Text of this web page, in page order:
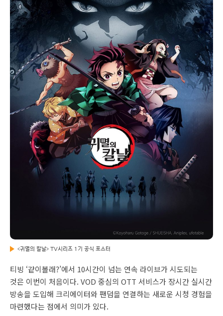
<귀멸의 칼날> TV시리즈 1기 공식 포스터
티빙 ‘같이볼래?’에서 10시간이 넘는 연속 라이브가 시도되는
것은 이번이 처음이다. VOD 중심의 OTT 서비스가 장시간 실시간
방송을 도입해 크리에이터와 팬덤을 연결하는 새로운 시청 경험을
마련했다는 점에서 의미가 있다.